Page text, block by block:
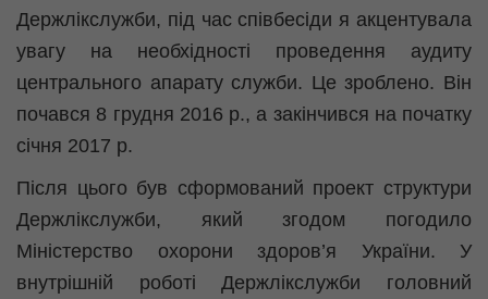
Держлікслужби, під час співбесіди я акцентувала
увагу на необхідності проведення аудиту
центрального апарату служби. Це зроблено. Він
почався 8 грудня 2016 р., а закінчився на початку
січня 2017 р.
Після цього був сформований проект структури
Держлікслужби, який згодом погодило
Міністерство охорони здоров’я України. У
внутрішній роботі Держлікслужби головний